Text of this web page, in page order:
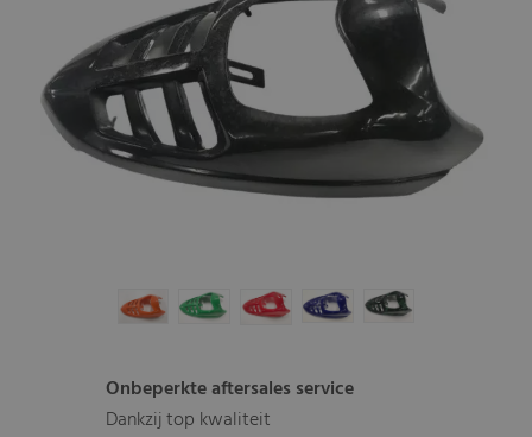
Onbeperkte aftersales service
Dankzij top kwaliteit